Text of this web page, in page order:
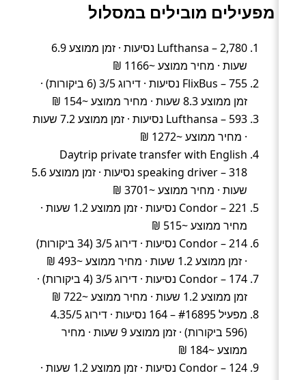
מפעילים מובילים במסלול
Lufthansa – 2,780 נסיעות · זמן ממוצע 6.9
שעות · מחיר ממוצע ~1166 ₪
FlixBus – 755 נסיעות · דירוג 3/5 (6 ביקורות) ·
זמן ממוצע 8.3 שעות · מחיר ממוצע ~154 ₪
Lufthansa – 593 נסיעות · זמן ממוצע 7.2 שעות
· מחיר ממוצע ~1272 ₪
Daytrip private transfer with English
speaking driver – 318 נסיעות · זמן ממוצע 5.6
שעות · מחיר ממוצע ~3701 ₪
Condor – 221 נסיעות · זמן ממוצע 1.2 שעות ·
מחיר ממוצע ~515 ₪
Condor – 214 נסיעות · דירוג 3/5 (34 ביקורות)
· זמן ממוצע 1.2 שעות · מחיר ממוצע ~493 ₪
Condor – 174 נסיעות · דירוג 3/5 (4 ביקורות) ·
זמן ממוצע 1.2 שעות · מחיר ממוצע ~722 ₪
מפעיל #16895 – 164 נסיעות · דירוג 4.35/5
(596 ביקורות) · זמן ממוצע 9 שעות · מחיר
ממוצע ~184 ₪
Condor – 124 נסיעות · זמן ממוצע 1.2 שעות ·